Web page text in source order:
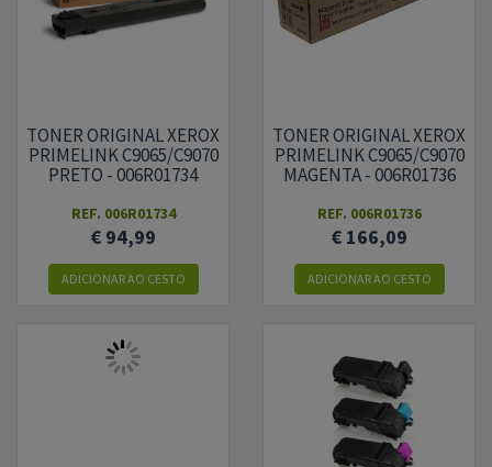
TONER ORIGINAL XEROX
PRIMELINK C9065/C9070
PRETO - 006R01734
REF. 006R01734
€ 94,99
ADICIONAR AO CESTO
TONER ORIGINAL XEROX
PRIMELINK C9065/C9070
MAGENTA - 006R01736
REF. 006R01736
€ 166,09
ADICIONAR AO CESTO